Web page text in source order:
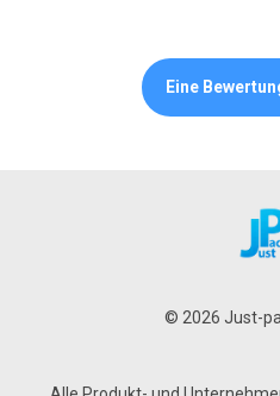
Eine
© 2026 Just-